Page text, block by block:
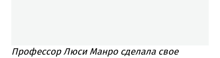
Профессор Люси Манро сделала свое